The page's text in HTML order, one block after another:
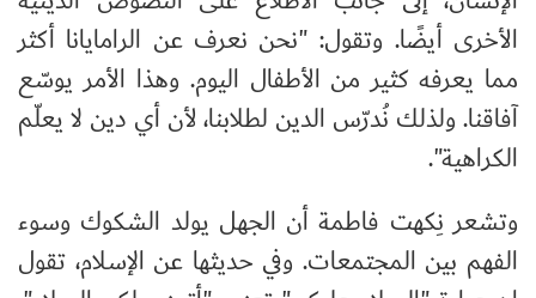
الأخرى أيضًا. وتقول: "نحن نعرف عن الرامايانا أكثر
مما يعرفه كثير من الأطفال اليوم. وهذا الأمر يوسّع
آفاقنا. ولذلك نُدرّس الدين لطلابنا، لأن أي دين لا يعلّم
الكراهية".
وتشعر نِكهت فاطمة أن الجهل يولد الشكوك وسوء
الفهم بين المجتمعات. وفي حديثها عن الإسلام، تقول